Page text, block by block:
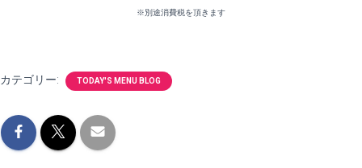
※別途消費税を頂きます
カテゴリー: TODAY'S MENU BLOG